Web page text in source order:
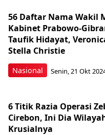
Nasional
56 Daftar Nama Wakil
Kabinet Prabowo-
Taufik Hidayat,
Stella Christie
Senin, 21 Okt
6 Titik Razia Operasi
Cirebon, Ini Dia
Krusialnya